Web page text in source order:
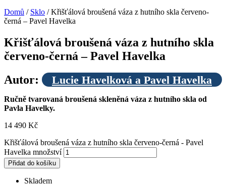
Domů / Sklo / Křišťálová broušená váza z hutního skla červeno-
černá – Pavel Havelka
Křišťálová broušená váza z hutního skla
červeno-černá – Pavel Havelka
Autor:
Lucie Havelková a Pavel Havelka
Ručně tvarovaná broušená skleněná váza z hutního skla od
Pavla Havelky.
14 490 Kč
Křišťálová broušená váza z hutního skla červeno-černá - Pavel
Havelka množství
Přidat do košíku
Skladem